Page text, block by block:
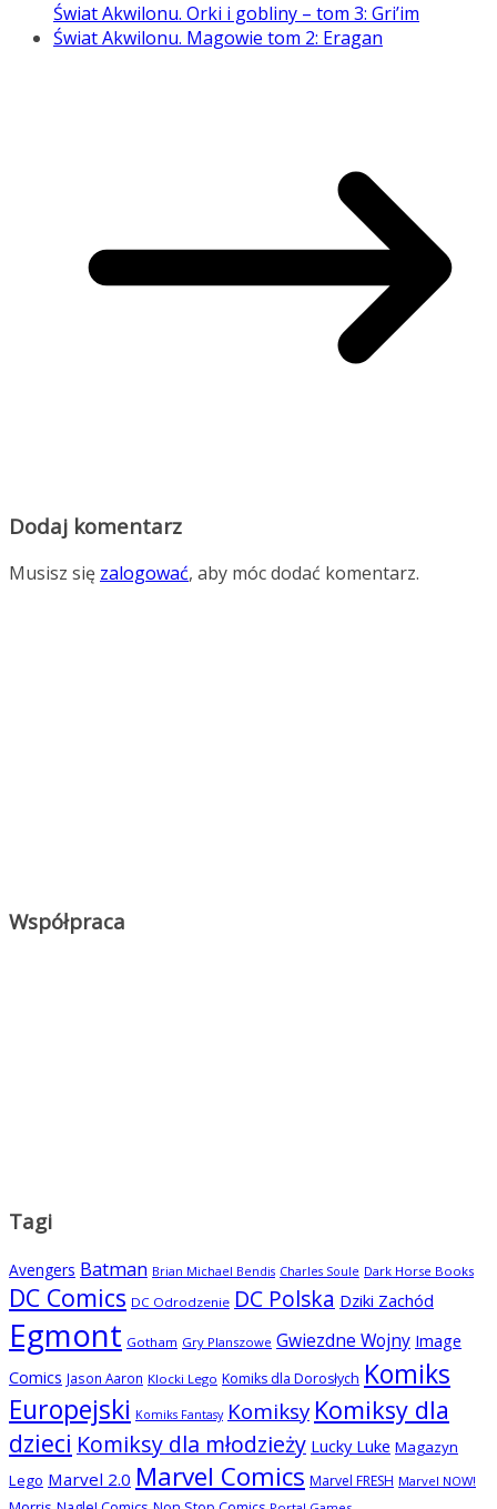
Świat Akwilonu. Orki i gobliny – tom 3: Gri’im
Świat Akwilonu. Magowie tom 2: Eragan
Dodaj komentarz
Musisz się zalogować, aby móc dodać komentarz.
Współpraca
Tagi
Avengers Batman Brian Michael Bendis Charles Soule Dark Horse Books
DC Comics DC Odrodzenie DC Polska Dziki Zachód
Egmont Gotham Gry Planszowe Gwiezdne Wojny Image
Comics Jason Aaron Klocki Lego Komiks dla Dorosłych Komiks
Europejski Komiks Fantasy Komiksy Komiksy dla
dzieci Komiksy dla młodzieży Lucky Luke Magazyn
Lego Marvel 2.0 Marvel Comics Marvel FRESH Marvel NOW!